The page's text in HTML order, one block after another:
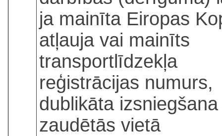
ja mainīta Eiropas
atļauja vai mainīts
transportlīdzekļa
reģistrācijas numurs,
dublikāta izsniegšana
zaudētās vietā